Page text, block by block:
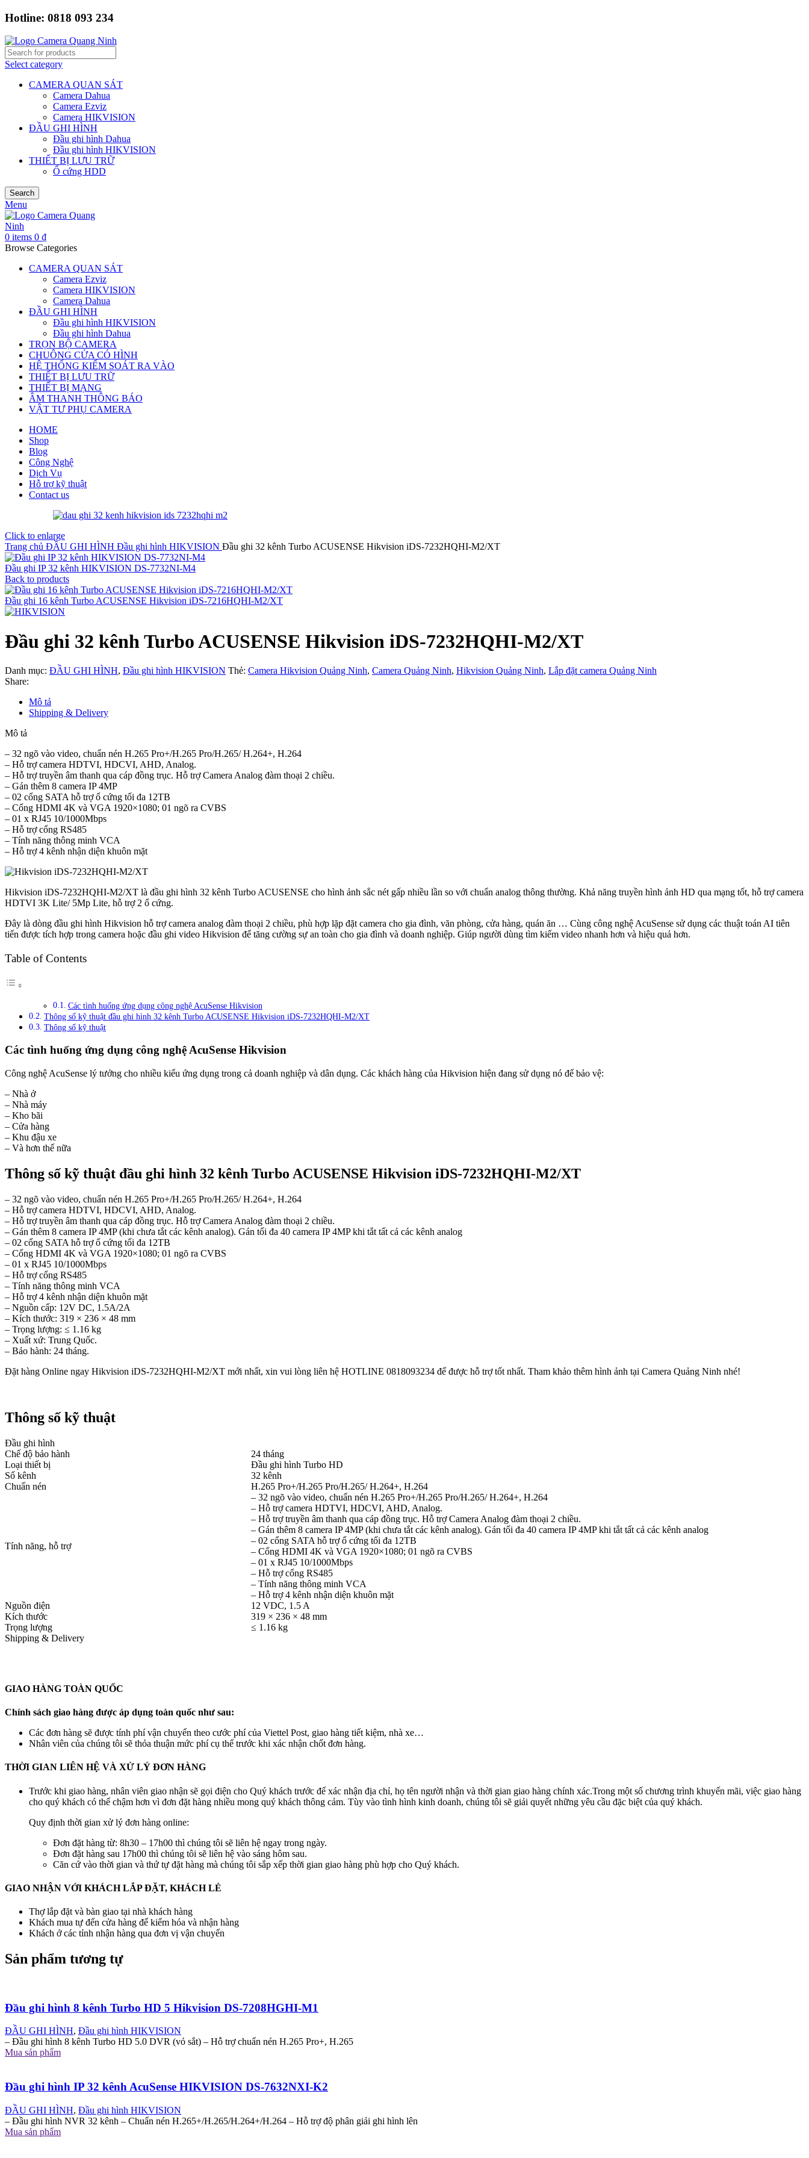
Hotline: 0818 093 234
Select category
CAMERA QUAN SÁT
Camera Dahua
Camera Ezviz
Camera HIKVISION
ĐẦU GHI HÌNH
Đầu ghi hình Dahua
Đầu ghi hình HIKVISION
THIẾT BỊ LƯU TRỮ
Ổ cứng HDD
Search
Menu
0 items 0 ₫
Browse Categories
CAMERA QUAN SÁT
Camera Ezviz
Camera HIKVISION
Camera Dahua
ĐẦU GHI HÌNH
Đầu ghi hình HIKVISION
Đầu ghi hình Dahua
TRỌN BỘ CAMERA
CHUÔNG CỬA CÓ HÌNH
HỆ THỐNG KIỂM SOÁT RA VÀO
THIẾT BỊ LƯU TRỮ
THIẾT BỊ MẠNG
ÂM THANH THÔNG BÁO
VẬT TƯ PHỤ CAMERA
HOME
Shop
Blog
Công Nghệ
Dịch Vụ
Hỗ trợ kỹ thuật
Contact us
Click to enlarge
Trang chủ ĐẦU GHI HÌNH Đầu ghi hình HIKVISION Đầu ghi 32 kênh Turbo ACUSENSE Hikvision iDS-7232HQHI-M2/XT
Đầu ghi IP 32 kênh HIKVISION DS-7732NI-M4
Back to products
Đầu ghi 16 kênh Turbo ACUSENSE Hikvision iDS-7216HQHI-M2/XT
Đầu ghi 32 kênh Turbo ACUSENSE Hikvision iDS-7232HQHI-M2/XT
Danh mục: ĐẦU GHI HÌNH, Đầu ghi hình HIKVISION Thẻ: Camera Hikvision Quảng Ninh, Camera Quảng Ninh, Hikvision Quảng Ninh, Lắp đặt camera Quảng Ninh
Share:
Mô tả
Shipping & Delivery
Mô tả
– 32 ngõ vào video, chuẩn nén H.265 Pro+/H.265 Pro/H.265/ H.264+, H.264
– Hỗ trợ camera HDTVI, HDCVI, AHD, Analog.
– Hỗ trợ truyền âm thanh qua cáp đồng trục. Hỗ trợ Camera Analog đàm thoại 2 chiều.
– Gán thêm 8 camera IP 4MP
– 02 cổng SATA hỗ trợ ổ cứng tối đa 12TB
– Cổng HDMI 4K và VGA 1920×1080; 01 ngõ ra CVBS
– 01 x RJ45 10/1000Mbps
– Hỗ trợ cổng RS485
– Tính năng thông minh VCA
– Hỗ trợ 4 kênh nhận diện khuôn mặt
Hikvision iDS-7232HQHI-M2/XT là đầu ghi hình 32 kênh Turbo ACUSENSE cho hình ảnh sắc nét gấp nhiều lần so với chuẩn analog thông thường. Khả năng truyền hình ảnh HD qua mạng tốt, hỗ trợ camera
HDTVI 3K Lite/ 5Mp Lite, hỗ trợ 2 ổ cứng.
Đây là dòng đầu ghi hình Hikvision hỗ trợ camera analog đàm thoại 2 chiều, phù hợp lặp đặt camera cho gia đình, văn phòng, cửa hàng, quán ăn … Cùng công nghệ AcuSense sử dụng các thuật toán AI tiên
tiến được tích hợp trong camera hoặc đầu ghi video Hikvision để tăng cường sự an toàn cho gia đình và doanh nghiệp. Giúp người dùng tìm kiếm video nhanh hơn và hiệu quả hơn.
Table of Contents
Các tình huống ứng dụng công nghệ AcuSense Hikvision
Thông số kỹ thuật đầu ghi hình 32 kênh Turbo ACUSENSE Hikvision iDS-7232HQHI-M2/XT
Thông số kỹ thuật
Các tình huống ứng dụng công nghệ AcuSense Hikvision
Công nghệ AcuSense lý tưởng cho nhiều kiểu ứng dụng trong cả doanh nghiệp và dân dụng. Các khách hàng của Hikvision hiện đang sử dụng nó để bảo vệ:
– Nhà ở
– Nhà máy
– Kho bãi
– Cửa hàng
– Khu đậu xe
– Và hơn thế nữa
Thông số kỹ thuật đầu ghi hình 32 kênh Turbo ACUSENSE Hikvision iDS-7232HQHI-M2/XT
– 32 ngõ vào video, chuẩn nén H.265 Pro+/H.265 Pro/H.265/ H.264+, H.264
– Hỗ trợ camera HDTVI, HDCVI, AHD, Analog.
– Hỗ trợ truyền âm thanh qua cáp đồng trục. Hỗ trợ Camera Analog đàm thoại 2 chiều.
– Gán thêm 8 camera IP 4MP (khi chưa tắt các kênh analog). Gán tối đa 40 camera IP 4MP khi tắt tất cả các kênh analog
– 02 cổng SATA hỗ trợ ổ cứng tối đa 12TB
– Cổng HDMI 4K và VGA 1920×1080; 01 ngõ ra CVBS
– 01 x RJ45 10/1000Mbps
– Hỗ trợ cổng RS485
– Tính năng thông minh VCA
– Hỗ trợ 4 kênh nhận diện khuôn mặt
– Nguồn cấp: 12V DC, 1.5A/2A
– Kích thước: 319 × 236 × 48 mm
– Trọng lượng: ≤ 1.16 kg
– Xuất xứ: Trung Quốc.
– Bảo hành: 24 tháng.​
Đặt hàng Online ngay Hikvision iDS-7232HQHI-M2/XT mới nhất, xin vui lòng liên hệ HOTLINE 0818093234 để được hỗ trợ tốt nhất. Tham khảo thêm hình ảnh tại Camera Quảng Ninh nhé!
Thông số kỹ thuật
Đầu ghi hình
Chế độ bảo hành
24 tháng
Loại thiết bị
Đầu ghi hình Turbo HD
Số kênh
32 kênh
Chuẩn nén
H.265 Pro+/H.265 Pro/H.265/ H.264+, H.264
Tính năng, hỗ trợ
– 32 ngõ vào video, chuẩn nén H.265 Pro+/H.265 Pro/H.265/ H.264+, H.264
– Hỗ trợ camera HDTVI, HDCVI, AHD, Analog.
– Hỗ trợ truyền âm thanh qua cáp đồng trục. Hỗ trợ Camera Analog đàm thoại 2 chiều.
– Gán thêm 8 camera IP 4MP (khi chưa tắt các kênh analog). Gán tối đa 40 camera IP 4MP khi tắt tất cả các kênh analog
– 02 cổng SATA hỗ trợ ổ cứng tối đa 12TB
– Cổng HDMI 4K và VGA 1920×1080; 01 ngõ ra CVBS
– 01 x RJ45 10/1000Mbps
– Hỗ trợ cổng RS485
– Tính năng thông minh VCA
– Hỗ trợ 4 kênh nhận diện khuôn mặt
Nguồn điện
12 VDC, 1.5 A
Kích thước
319 × 236 × 48 mm
Trọng lượng
≤ 1.16 kg
Shipping & Delivery
GIAO HÀNG TOÀN QUỐC
Chính sách giao hàng được áp dụng toàn quốc như sau:
Các đơn hàng sẽ được tính phí vận chuyển theo cước phí của Viettel Post, giao hàng tiết kiệm, nhà xe…
Nhân viên của chúng tôi sẽ thỏa thuận mức phí cụ thể trước khi xác nhận chốt đơn hàng.
THỜI GIAN LIÊN HỆ VÀ XỬ LÝ ĐƠN HÀNG
Trước khi giao hàng, nhân viên giao nhận sẽ gọi điện cho Quý khách trước để xác nhận địa chỉ, họ tên người nhận và thời gian giao hàng chính xác.Trong một số chương trình khuyến mãi, việc giao hàng
cho quý khách có thể chậm hơn vì đơn đặt hàng nhiều mong quý khách thông cảm. Tùy vào tình hình kinh doanh, chúng tôi sẽ giải quyết những yêu cầu đặc biệt của quý khách.
Quy định thời gian xử lý đơn hàng online:
Đơn đặt hàng từ: 8h30 – 17h00 thì chúng tôi sẽ liên hệ ngay trong ngày.
Đơn đặt hàng sau 17h00 thì chúng tôi sẽ liên hệ vào sáng hôm sau.
Căn cứ vào thời gian và thứ tự đặt hàng mà chúng tôi sắp xếp thời gian giao hàng phù hợp cho Quý khách.
GIAO NHẬN VỚI KHÁCH LẮP ĐẶT, KHÁCH LẺ
Thợ lắp đặt và bàn giao tại nhà khách hàng
Khách mua tự đến cửa hàng để kiểm hóa và nhận hàng
Khách ở các tỉnh nhận hàng qua đơn vị vận chuyển
Sản phẩm tương tự
Đầu ghi hình 8 kênh Turbo HD 5 Hikvision DS-7208HGHI-M1
ĐẦU GHI HÌNH, Đầu ghi hình HIKVISION
– Đầu ghi hình 8 kênh Turbo HD 5.0 DVR (vỏ sắt) – Hỗ trợ chuẩn nén H.265 Pro+, H.265
Mua sản phẩm
Đầu ghi hình IP 32 kênh AcuSense HIKVISION DS-7632NXI-K2
ĐẦU GHI HÌNH, Đầu ghi hình HIKVISION
– Đầu ghi hình NVR 32 kênh – Chuẩn nén H.265+/H.265/H.264+/H.264 – Hỗ trợ độ phân giải ghi hình lên
Mua sản phẩm